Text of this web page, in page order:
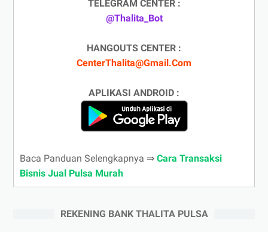
TELEGRAM CENTER :
@Thalita_Bot
HANGOUTS CENTER :
CenterThalita@Gmail.Com
APLIKASI ANDROID :
Baca Panduan Selengkapnya ⇒ Cara Transaksi
Bisnis Jual Pulsa Murah
REKENING BANK THALITA PULSA